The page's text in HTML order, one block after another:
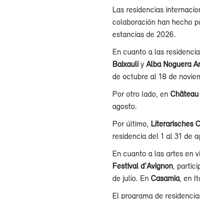
Las residencias
colaboración han hecho
estancias de 2026.
En cuanto a las
Baixauli yAlba Noguera
de octubre al 18 de
Por otro lado, en
agosto.
Por último, Literarisches
residencia del 1 al 31 de
En cuanto a las artes en
Festival d'Avignon ,
de julio. EnCasamia, en
El programa de